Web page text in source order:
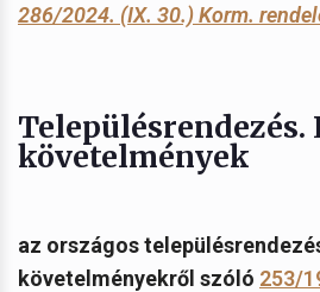
286/2024. (IX. 30.) Korm.
Településrendezés.
követelmények
az országos
követelményekről szóló 253/